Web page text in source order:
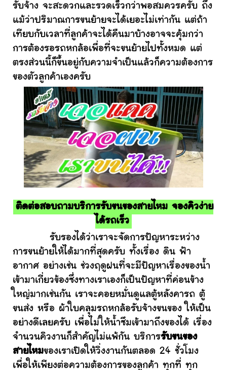
รับจ้าง จะสะดวกและรวดเร็วกว่าพอสมควรครับ ถึง
แม้ว่าปริมาณการขนย้ายจะได้เยอะไม่เท่ากัน แต่ถ้า
เทียบกับเวลาที่ลูกค้าจะได้คืนมาบ้างอาจจะคุ้มกว่า
การต้องรอรถหกล้อเพื่อที่จะขนย้ายไปทั้งหมด แต่
ตรงส่วนนี้ก็ขึ้นอยู่กับความจำเป็นแล้วก็ความต้องการ
ของตัวลูกค้าเองครับ
ติดต่อสอบถามบริการรับขนของสายไหม จองคิวง่าย
ได้รถเร็ว
รับรองได้ว่าเราจะจัดการปัญหาระหว่าง
การขนย้ายให้ได้มากที่สุดครับ ทั้งเรื่อง ดิน ฟ้า
อากาศ อย่างเช่น ช่วงฤดูฝนที่จะมีปัญหาเรื่องของน้ำ
เข้ามาเกี่ยวข้องซึ่งทางเราเองก็เป็นปัญหาที่ค่อนข้าง
ใหญ่มากเช่นกัน เราจะคอยหมั่นดูแลตู้หลังคารถ ตู้
ขนส่ง หรือ ผ้าใบคลุมรถหกล้อรับจ้างขนของ ให้เป็น
อย่างดีเลยครับ เพื่อไม่ให้น้ำซึมเข้ามาถึงของได้ เรื่อง
จำนวนคิวงานก็สำคัญไม่แพ้กัน บริการรับขนของ
สายไหมของเราเปิดให้วิ่งงานกันตลอด 24 ชั่วโมง
เพื่อให้เพียงต่อความต้องการของลูกค้า ทุกที่ ทุก